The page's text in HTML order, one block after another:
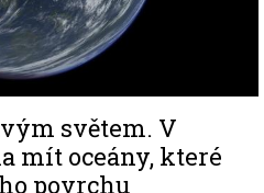
světem. V
mít oceány, které
povrchu